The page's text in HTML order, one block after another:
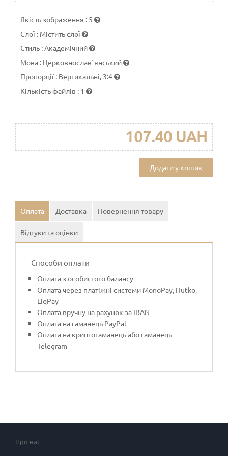
Якість зображення : 5
Слої : Містить слої
Стиль :Академічний
Мова : Церковнослав`янський
Пропорції : Вертикальні, 3:4
Кількість файлів : 1
107.40 UAH
Додати у кошик
Оплата Доставка Повернення товару
Відгуки та оцінки
Способи оплати
Оплата з особистого балансу
Оплата через платіжні системи MonoPay, Hutko,
LiqPay
Оплата вручну на рахунок за IBAN
Оплата на гаманець PayPal
Оплата на криптогаманець або гаманець
Telegram
Про нас